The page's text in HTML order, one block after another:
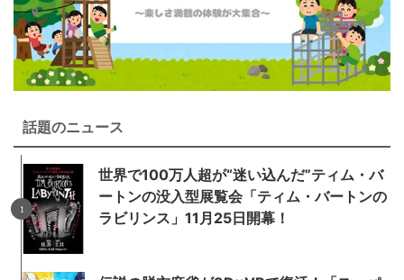
話題のニュース
世界で100万人超が“迷い込んだ”ティム・バ
ートンの没入型展覧会「ティム・バートンの
ラビリンス」11月25日開幕！